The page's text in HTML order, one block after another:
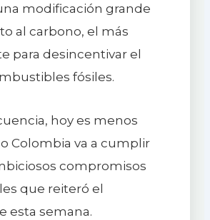
modificación grande
al carbono, el más
para desincentivar el
fósiles.
hoy es menos
Colombia va a cumplir
compromisos
que reiteró el
esta semana.